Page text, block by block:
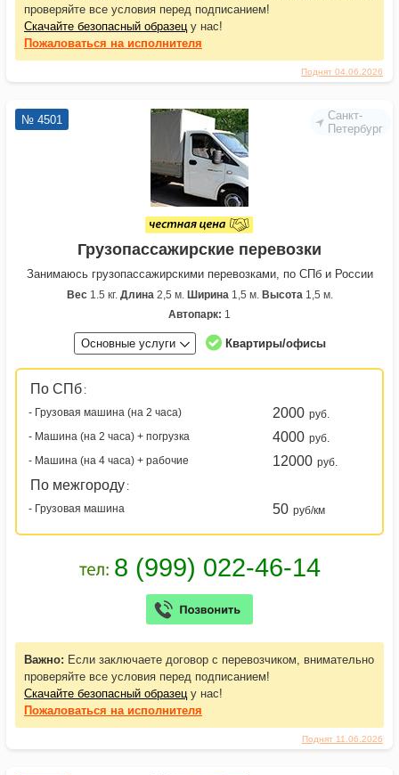
Поднят 04.06.2026
проверяйте все условия перед подписанием!
Скачайте безопасный образец у нас!
Пожаловаться на исполнителя
Санкт-
Петербург
Поднят 11.06.2026
№ 4501
Грузопассажирские перевозки
Занимаюсь грузопассажирскими перевозками, по СПб и России
Вес1.5 кг. Длина2,5 м. Ширина1,5 м. Высота1,5 м.
Автопарк: 1
Основные услуги Квартиры/офисы
По СПб :
- Грузовая машина (на 2 часа)
2000 руб.
- Машина (на 2 часа) + погрузка
4000 руб.
- Машина (на 4 часа) + рабочие
12000 руб.
По межгороду :
- Грузовая машина
50 руб/км
Важно: Если заключаете договор с перевозчиком, внимательно
проверяйте все условия перед подписанием!
Скачайте безопасный образецу нас!
Пожаловаться на исполнителя